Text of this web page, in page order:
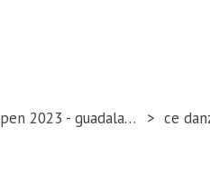
spanish open 2023 - guadalajara ce